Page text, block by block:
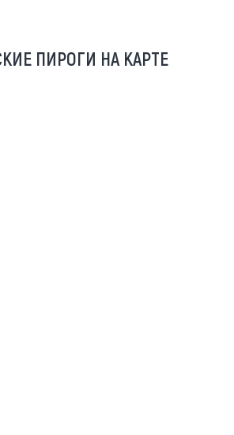
ПИРОГИ НА КАРТЕ